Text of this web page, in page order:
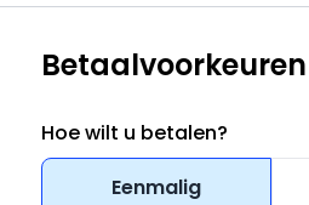
Betaalvoorkeuren
Hoe wilt u betalen?
Eenmalig